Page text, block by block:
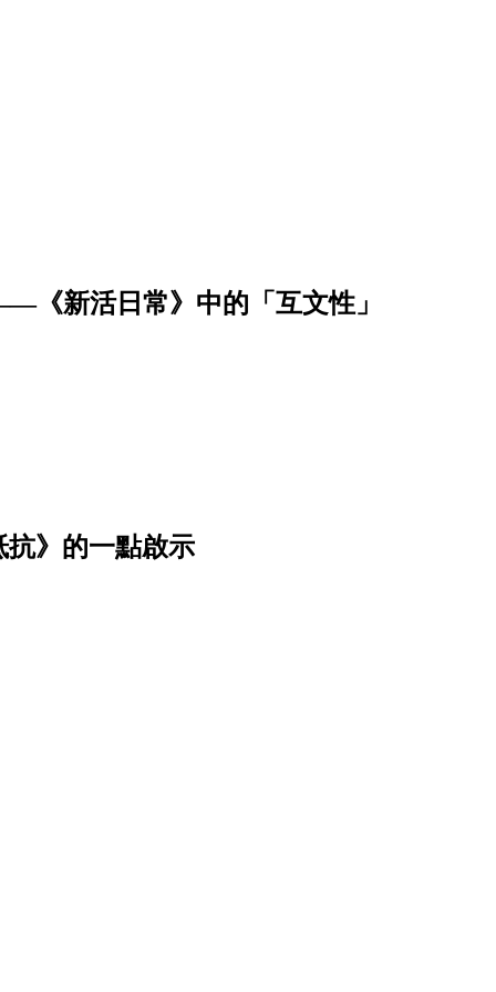
《新活日常》中的「互文性」
》的一點啟示